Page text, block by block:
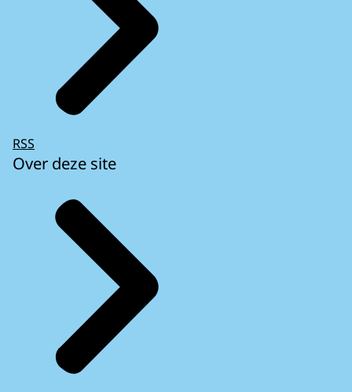
RSS
Over deze site